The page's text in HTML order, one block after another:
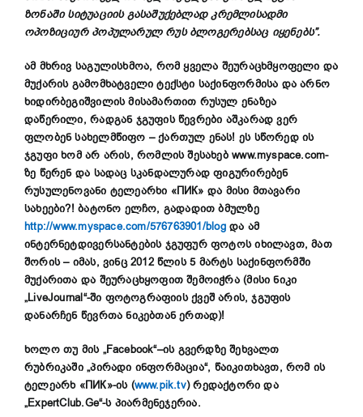
ზონაში სიტუაციის გასაშუქებლად კრემლისადმი
ოპოზიციურ პოპულარულ რუს ბლოგერებსაც იყენებს”.
ამ მხრივ საგულისხმოა, რომ ყველა შეურაცხმყოფელი და
მუქარის გამომხატველი ტექსტი საქინფორმისა და არნო
ხიდირბეგიშვილის მისამართით რუსულ ენაზეა
დაწერილი, რადგან ჯგუფის წევრები აშკარად ვერ
ფლობენ სახელმწიფო –ქართულ ენას! ეს სწორედ ის
ჯგუფი ხომ არ არის, რომლის შესახებwww.myspace.com-
ზე წერენ და სადაც სკანდალურად ფიგურირებენ
რუსულენოვანი ტელეარხი «ПИК» და მისი მთავარი
სახეები?! ბატონო ელჩო, გადადით ბმულზე
http://www.myspace.com/576763901/blog და ამ
ინტერნეტდივერსანტების ჯგუფურ ფოტოს იხილავთ, მათ
შორის– იმას, ვინც 2012 წლის 5 მარტს საქინფორმში
მუქარითა და შეურაცხყოფით შემოიჭრა (მისი ნიკი
„LiveJournal“-ში ფოტოგრაფიის ქვეშ არის, ჯგუფის
დანარჩენ წევრთა ნიკებთან ერთად)!
ხოლო თუ მის „Facebook“–ის გვერდზე შეხვალთ
რუბრიკაში „პირადი ინფორმაცია“, წაიკითხავთ,რომ ის
ტელეარხ«ПИК»-ის (www.pik.tv) რედაქტორი და
„ExpertClub.Gе“-ს პიარმენეჯერია.